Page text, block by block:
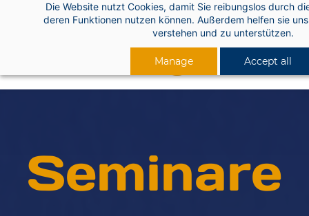
Die Website nutzt Cookies, damit Sie reibungslos durch
deren Funktionen nutzen können. Außerdem helfen sie
verstehen und zu unterstützen.
Manage Accept all
content
Seminare